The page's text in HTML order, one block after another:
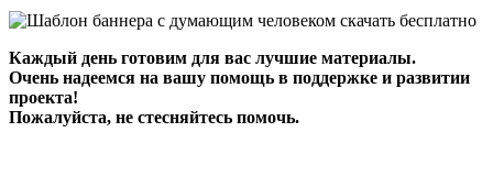
Отправить
Каждый день готовим для вас лучшие материалы.
Очень надеемся на вашу помощь в поддержке и развитии
проекта!
Пожалуйста, не стесняйтесь помочь.